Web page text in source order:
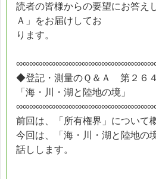
読者の皆様からの要望にお答え
Ａ」をお届けしてお
ります。
◆登記・測量のＱ＆Ａ 第２６
「海・川・湖と陸地の境」
前回は、「所有権界」について
今回は、「海・川・湖と陸地の
話しします。